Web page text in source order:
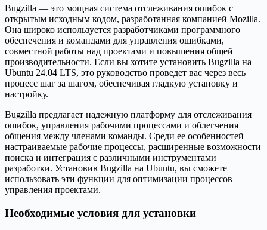
Bugzilla — это мощная система отслеживания ошибок с
открытым исходным кодом, разработанная компанией Mozilla.
Она широко используется разработчиками программного
обеспечения и командами для управления ошибками,
совместной работы над проектами и повышения общей
производительности. Если вы хотите установить Bugzilla на
Ubuntu 24.04 LTS, это руководство проведет вас через весь
процесс шаг за шагом, обеспечивая гладкую установку и
настройку.
Bugzilla предлагает надежную платформу для отслеживания
ошибок, управления рабочими процессами и облегчения
общения между членами команды. Среди ее особенностей —
настраиваемые рабочие процессы, расширенные возможности
поиска и интеграция с различными инструментами
разработки. Установив Bugzilla на Ubuntu, вы сможете
использовать эти функции для оптимизации процессов
управления проектами.
Необходимые условия для установки